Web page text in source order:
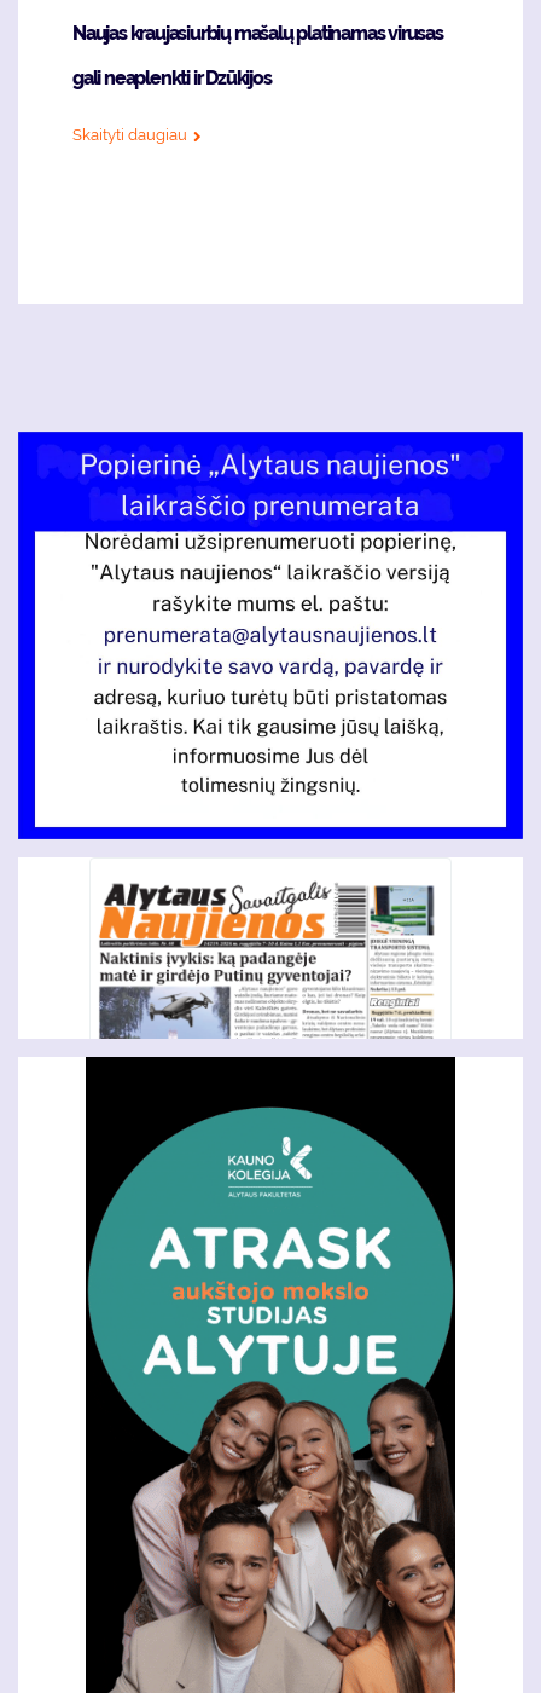
Naujas kraujasiurbių mašalų platinamas virusas
gali neaplenkti ir Dzūkijos
Skaityti daugiau